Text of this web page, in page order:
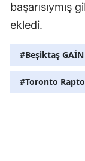
başarısıymış
ekledi.
#Beşiktaş GAİN
#Toronto